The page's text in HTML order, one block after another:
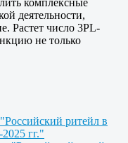
деятельности,
Растет число 3PL-
не только
ритейл в
гг."